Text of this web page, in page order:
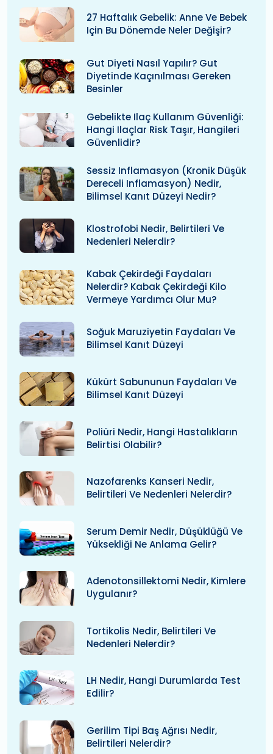
27 Haftalık Gebelik: Anne Ve Bebek
Için Bu Dönemde Neler Değişir?
Gut Diyeti Nasıl Yapılır? Gut
Diyetinde Kaçınılması Gereken
Besinler
Gebelikte Ilaç Kullanım Güvenliği:
Hangi Ilaçlar Risk Taşır, Hangileri
Güvenlidir?
Sessiz Inflamasyon (kronik Düşük
Dereceli Inflamasyon) Nedir,
Bilimsel Kanıt Düzeyi Nedir?
Klostrofobi Nedir, Belirtileri Ve
Nedenleri Nelerdir?
Kabak Çekirdeği Faydaları
Nelerdir? Kabak Çekirdeği Kilo
Vermeye Yardımcı Olur Mu?
Soğuk Maruziyetin Faydaları Ve
Bilimsel Kanıt Düzeyi
Kükürt Sabununun Faydaları Ve
Bilimsel Kanıt Düzeyi
Poliüri Nedir, Hangi Hastalıkların
Belirtisi Olabilir?
Nazofarenks Kanseri Nedir,
Belirtileri Ve Nedenleri Nelerdir?
Serum Demir Nedir, Düşüklüğü Ve
Yüksekliği Ne Anlama Gelir?
Adenotonsillektomi Nedir, Kimlere
Uygulanır?
Tortikolis Nedir, Belirtileri Ve
Nedenleri Nelerdir?
LH Nedir, Hangi Durumlarda Test
Edilir?
Gerilim Tipi Baş Ağrısı Nedir,
Belirtileri Nelerdir?